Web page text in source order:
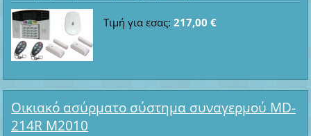
Τιμή για εσας: 217,00 €
Οικιακό ασύρματο σύστημα συναγερμού MD-
214R M2010